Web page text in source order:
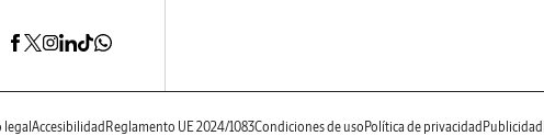
Accesibilidad Reglamento UE 2024/1083Condiciones de uso Política de privacidad Publicidad